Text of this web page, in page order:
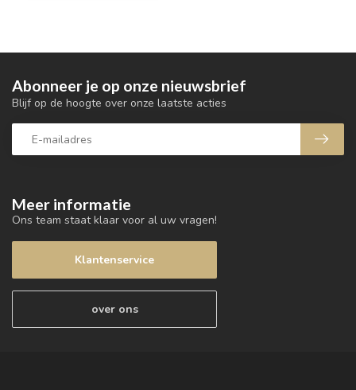
Meer informatie
Ons team staat klaar voor al uw vragen!
Klantenservice
over ons
Abonneer je op onze nieuwsbrief
Blijf op de hoogte over onze laatste acties